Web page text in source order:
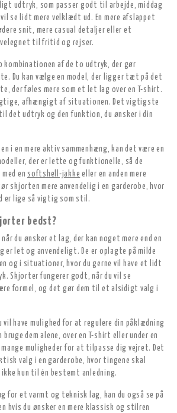
udtryk, som passer godt til arbejde, middag
se lidt mere velklædt ud. En mere afslappet
snit, mere casual detaljer eller et
til fritid og rejser.
kombinationen af de to udtryk, der gør
Du kan vælge en model, der ligger tæt på det
der føles mere som et let lag over en T-shirt.
afhængigt af situationen. Det vigtigste
det udtryk og den funktion, du ønsker i din
i en mere aktiv sammenhæng, kan det være en
der er lette og funktionelle, så de
en softshell-jakke eller en anden mere
skjorten mere anvendelig i en garderobe, hvor
er lige så vigtig som stil.
bedst?
du ønsker et lag, der kan noget mere end en
er let og anvendeligt. De er oplagte på milde
og i situationer, hvor du gerne vil have et lidt
Skjorter fungerer godt, når du vil se
formel, og det gør dem til et alsidigt valg i
vil have mulighed for at regulere din påklædning
bruge dem alene, over en T-shirt eller under en
muligheder for at tilpasse dig vejret. Det
valg i en garderobe, hvor tingene skal
ikke kun til én bestemt anledning.
for et varmt og teknisk lag, kan du også se på
hvis du ønsker en mere klassisk og stilren